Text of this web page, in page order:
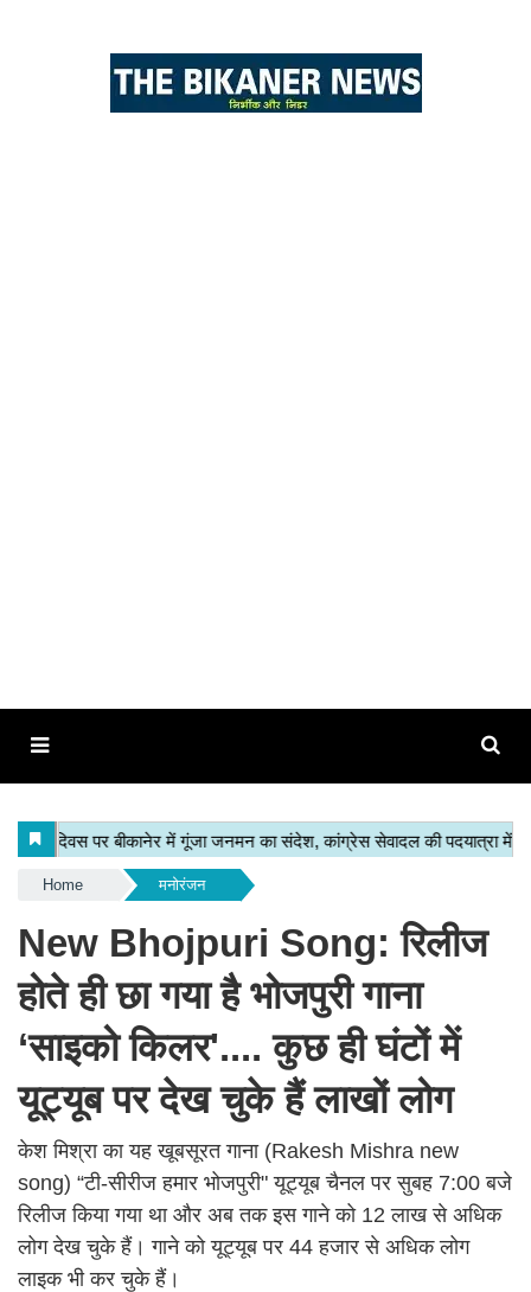
Home मनोरंजन
New Bhojpuri Song: रिलीज
होते ही छा गया है भोजपुरी गाना
‘साइको किलर'.... कुछ ही घंटों में
यूट्यूब पर देख चुके हैं लाखों लोग
केश मिश्रा का यह खूबसूरत गाना (Rakesh Mishra new
song) “टी-सीरीज हमार भोजपुरी" यूट्यूब चैनल पर सुबह 7:00 बजे
रिलीज किया गया था और अब तक इस गाने को 12 लाख से अधिक
लोग देख चुके हैं। गाने को यूट्यूब पर 44 हजार से अधिक लोग
लाइक भी कर चुके हैं।